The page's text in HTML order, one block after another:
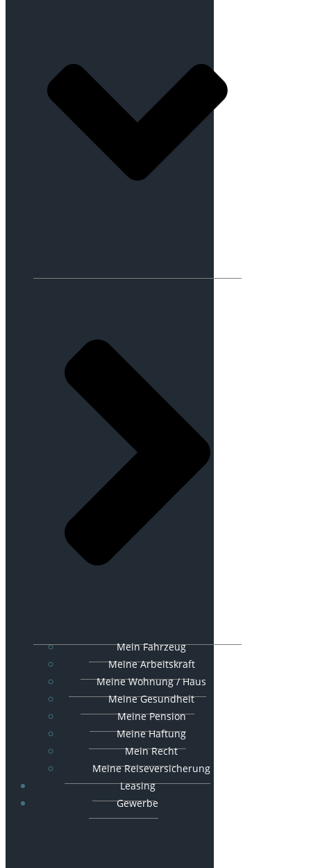
Mein Fahrzeug
Meine Arbeitskraft
Meine Wohnung / Haus
Meine Gesundheit
Meine Pension
Meine Haftung
Mein Recht
Meine Reiseversicherung
Leasing
Gewerbe